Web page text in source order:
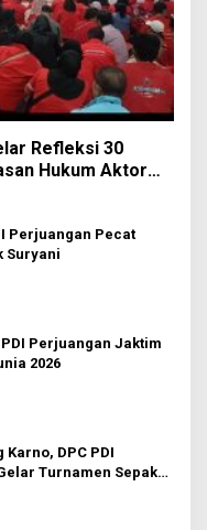
Refleksi 30
Hukum Aktor
Perjuangan Pecat
Suryani
Perjuangan Jaktim
2026
DPC PDI
Turnamen Sepak